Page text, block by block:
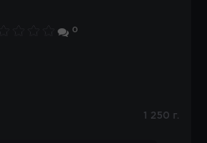
0
1 250 г.